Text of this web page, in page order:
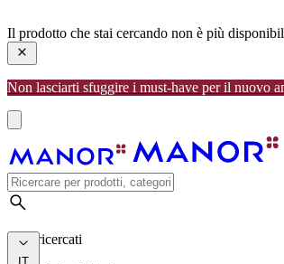
Il prodotto che stai cercando non è più
Non lasciarti sfuggire i must-have per il nuovo
I più ricercati